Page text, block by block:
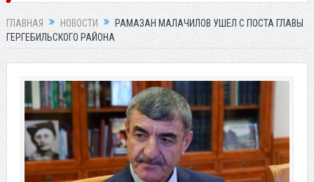
ГЛАВНАЯ НОВОСТИ
РАМАЗАН МАЛАЧИЛОВ УШЕЛ С ПОСТА ГЛАВЫ
ГЕРГЕБИЛЬСКОГО РАЙОНА